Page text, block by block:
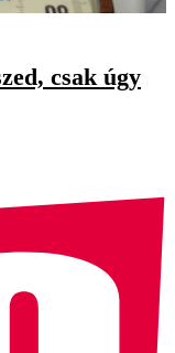
csak úgy